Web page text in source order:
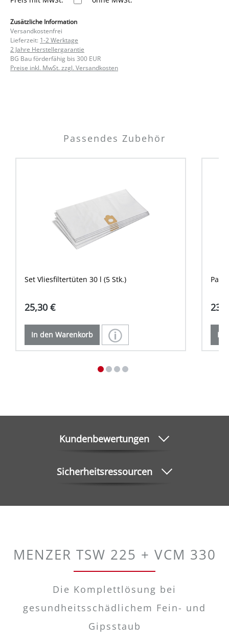
Zusätzliche Information
Versandkostenfrei
Lieferzeit: 1-2 Werktage
2 Jahre Herstellergarantie
BG Bau förderfähig bis 300 EUR
Preise inkl. MwSt. zzgl. Versandkosten
Passendes Zubehör
Set Vliesfiltertüten 30 l (5 Stk.)
25,30 €
In den Warenkorb In
Kundenbewertungen
Sicherheitsressourcen
MENZER TSW 225 + VCM 330
Die Komplettlösung bei
gesundheitsschädlichem Fein- und
Gipsstaub